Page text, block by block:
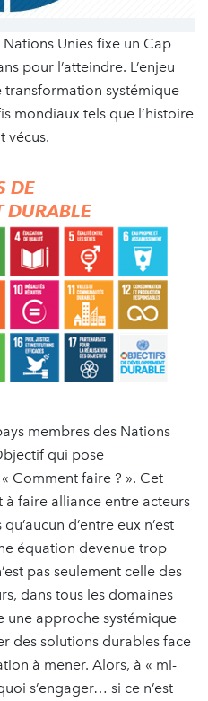
Nations Unies fixe un Cap
pour l’atteindre. L’enjeu
transformation systémique
mondiaux tels que l’histoire
vécus.
DE
DURABLE
membres des Nations
qui pose
Comment faire ? ». Cet
faire alliance entre acteurs
d’entre eux n’est
équation devenue trop
pas seulement celle des
dans tous les domaines
une approche systémique
des solutions durables face
à mener. Alors, à « mi-
s’engager… si ce n’est